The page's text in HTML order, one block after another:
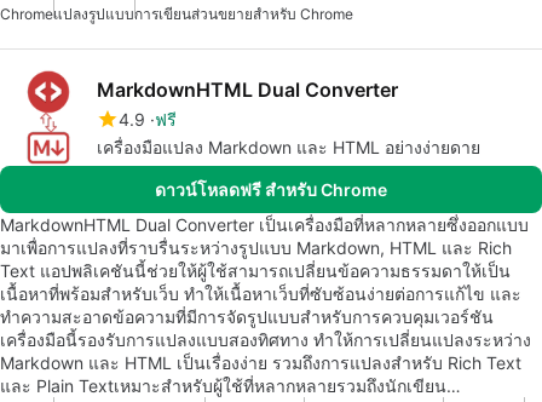
Chromeแปลงรูปแบบการเขียนส่วนขยายสำหรับ Chrome
MarkdownHTML Dual Converter
4.9 ฟรี
เครื่องมือแปลง Markdown และ HTML อย่างง่ายดาย
ดาวน์โหลดฟรี สำหรับ Chrome
MarkdownHTML Dual Converter เป็นเครื่องมือที่หลากหลายซึ่งออกแบบ
มาเพื่อการแปลงที่ราบรื่นระหว่างรูปแบบ Markdown, HTML และ Rich
Text แอปพลิเคชันนี้ช่วยให้ผู้ใช้สามารถเปลี่ยนข้อความธรรมดาให้เป็น
เนื้อหาที่พร้อมสำหรับเว็บ ทำให้เนื้อหาเว็บที่ซับซ้อนง่ายต่อการแก้ไข และ
ทำความสะอาดข้อความที่มีการจัดรูปแบบสำหรับการควบคุมเวอร์ชัน
เครื่องมือนี้รองรับการแปลงแบบสองทิศทาง ทำให้การเปลี่ยนแปลงระหว่าง
Markdown และ HTML เป็นเรื่องง่าย รวมถึงการแปลงสำหรับ Rich Text
และ Plain Textเหมาะสำหรับผู้ใช้ที่หลากหลายรวมถึงนักเขียน…